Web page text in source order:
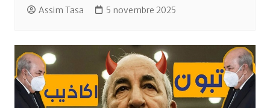
Assim Tasa 5 novembre 2025